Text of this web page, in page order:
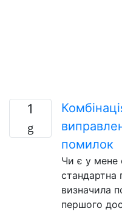
1
помилок
Чи є у мене
стандартна
визначила
першого